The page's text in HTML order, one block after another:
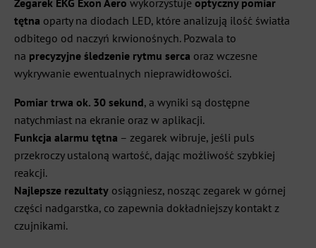
tętna oparty na diodach LED, które analizują ilość światła
odbitego od naczyń krwionośnych. Pozwala to
na precyzyjne śledzenie rytmu serca oraz wczesne
wykrywanie ewentualnych nieprawidłowości.
Pomiar trwa ok. 30 sekund, a wyniki są dostępne
natychmiast na ekranie oraz w aplikacji.
Funkcja alarmu tętna – zegarek wibruje, jeśli puls
przekroczy ustaloną wartość, dając możliwość szybkiej
reakcji.
Najlepsze rezultaty osiągniesz, nosząc zegarek w górnej
części nadgarstka, co zapewnia dokładniejszy kontakt z
czujnikami.